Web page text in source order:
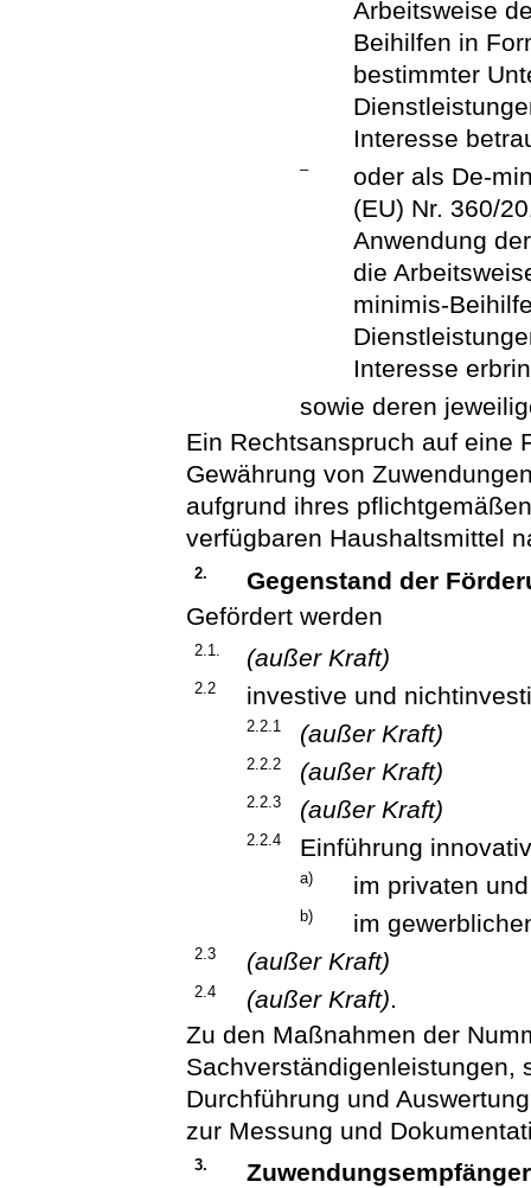
Arbeitsweise
Beihilfen in
bestimmter
Interesse
–
oder als De-
(EU) Nr. 360/
Anwendung
die
minimis-
Interesse
sowie deren
Ein Rechtsanspruch auf eine
Gewährung von
aufgrund ihres
verfügbaren Haushaltsmittel
2.
Gegenstand der
Gefördert werden
2.1. (außer Kraft)
2.2 investive und
2.2.1 (außer Kraft)
2.2.2 (außer Kraft)
2.2.3 (außer Kraft)
2.2.4 Einführung
a) im privaten
b) im
2.3 (außer Kraft)
2.4 (außer Kraft).
Zu den Maßnahmen der
Sachverständigenleistungen,
Durchführung und
zur Messung und
3.
Zuwendungsempfänger